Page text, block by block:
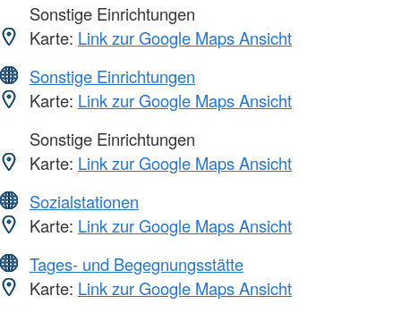
Sonstige Einrichtungen
Karte: Link zur Google Maps Ansicht
Sonstige Einrichtungen
Karte: Link zur Google Maps Ansicht
Sonstige Einrichtungen
Karte: Link zur Google Maps Ansicht
Sozialstationen
Karte: Link zur Google Maps Ansicht
Tages- und Begegnungsstätte
Karte: Link zur Google Maps Ansicht